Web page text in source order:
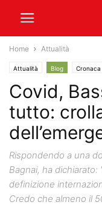
Home Attualità
Attualità Blog Cronaca
Covid,
tutto:
Rispondendo a una
Bagnai, ha
definizione
Credo che almeno il